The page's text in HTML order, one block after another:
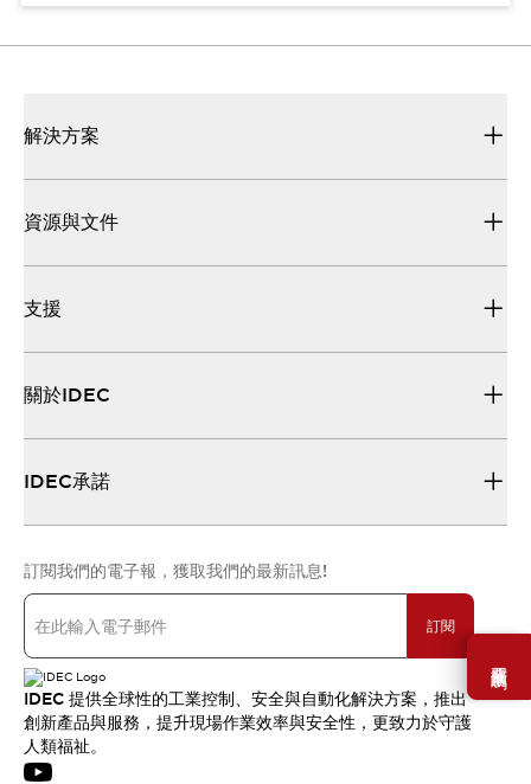
需要幫助嗎？
解決方案
資源與文件
支援
關於IDEC
IDEC承諾
訂閱我們的電子報，獲取我們的最新訊息!
訂閱
IDEC 提供全球性的工業控制、安全與自動化解決方案，推出
創新產品與服務，提升現場作業效率與安全性，更致力於守護
人類福祉。